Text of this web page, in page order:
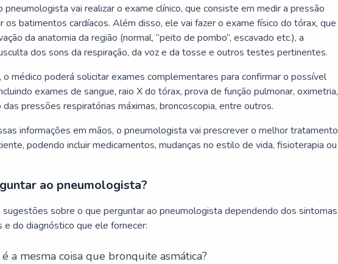
pneumologista vai realizar o exame clínico, que consiste em medir a pressão
os batimentos cardíacos. Além disso, ele vai fazer o exame físico do tórax, que
da anatomia da região (normal, “peito de pombo”, escavado etc.), a
dos sons da respiração, da voz e da tosse e outros testes pertinentes.
o médico poderá solicitar exames complementares para confirmar o possível
exames de sangue, raio X do tórax, prova de função pulmonar, oximetria,
pressões respiratórias máximas, broncoscopia, entre outros.
informações em mãos, o pneumologista vai prescrever o melhor tratamento
podendo incluir medicamentos, mudanças no estilo de vida, fisioterapia ou
ao pneumologista?
sugestões sobre o que perguntar ao pneumologista dependendo dos sintomas
e do diagnóstico que ele fornecer:
a mesma coisa que bronquite asmática?